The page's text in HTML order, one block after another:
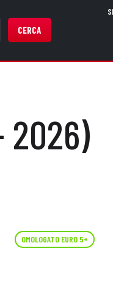
CERCA
2026)
OMOLOGATO EURO 5+